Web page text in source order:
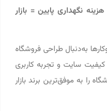
نگهداری پایین = بازار
به‌دنبال طراحی فروشگاه
سایت و تجربه کاربری
به موفق‌ترین برند بازار